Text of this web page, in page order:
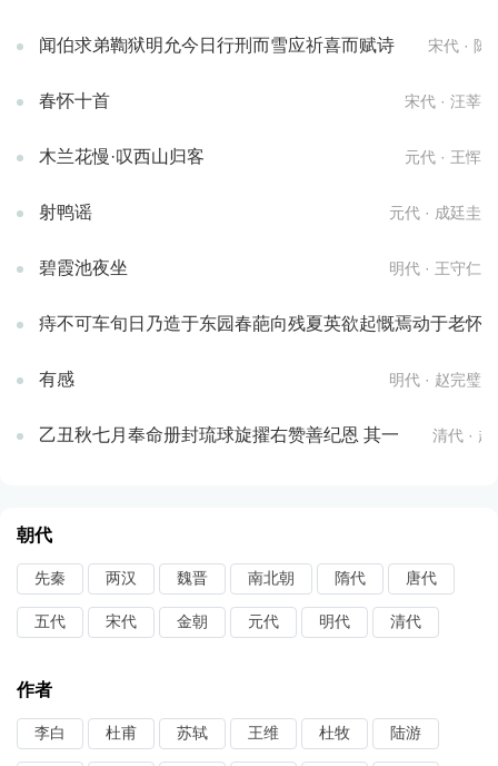
闻伯求弟鞫狱明允今日行刑而雪应祈喜而赋诗 宋代 · 陈
春怀十首 宋代 · 汪莘
木兰花慢·叹西山归客 元代 · 王恽
射鸭谣 元代 · 成廷圭
碧霞池夜坐 明代 · 王守仁
痔不可车旬日乃造于东园春葩向残夏英欲起慨焉动于老怀
有感 明代 · 赵完璧
乙丑秋七月奉命册封琉球旋擢右赞善纪恩 其一 清代 · 赵
朝代
先秦 两汉 魏晋 南北朝 隋代 唐代
五代 宋代 金朝 元代 明代 清代
作者
李白 杜甫 苏轼 王维 杜牧 陆游